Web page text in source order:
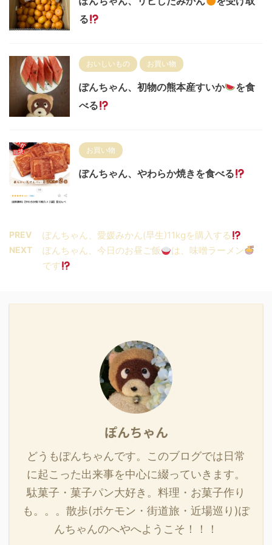
る
おいしいもの お買い物
ぽんちゃん、初物の熊本産すいか
を食
べる
お買い物
ぽんちゃん、やわらか焼きを食べる
PREV ぽんちゃん、愛媛みかん(早生)11kgを購入する
NEXT ぽんちゃん、今日のお昼ご飯
は、味噌ラーメン
です
ぽんちゃん
どうもぽんちゃんです。このブログでは日常
に起こった出来事を中心に綴っていきます。
駄菓子・菓子パン大好き。料理・お菓子作り
も。。。散歩(ポケモン・街道旅・近場巡り)ぽ
んちゃんのへやへようこそ！！！